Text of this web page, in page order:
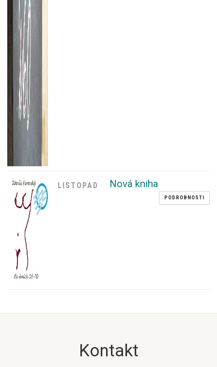
LISTOPAD Nová kniha
PODROBNOSTI
Kontakt